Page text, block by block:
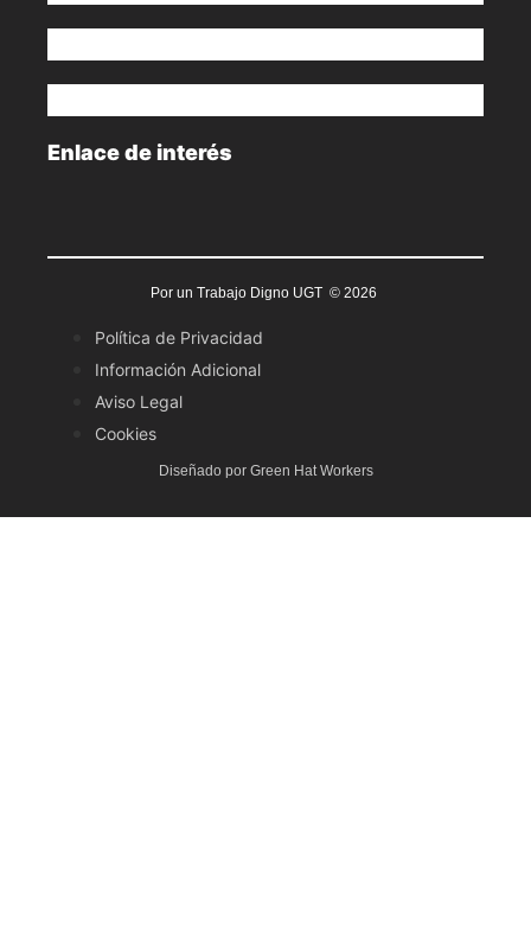
Enlace de interés
Por un Trabajo Digno UGT © 2026
Política de Privacidad
Información Adicional
Aviso Legal
Cookies
Diseñado por Green Hat Workers